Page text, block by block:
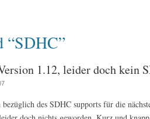
“SDHC”
1.12, leider doch kein
des SDHC supports für die